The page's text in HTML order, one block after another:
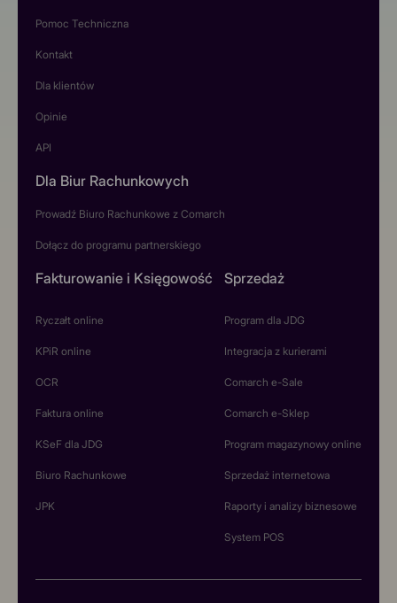
Pomoc Techniczna
Kontakt
Dla klientów
Opinie
API
Dla Biur Rachunkowych
Prowadź Biuro Rachunkowe z Comarch
Dołącz do programu partnerskiego
Fakturowanie i Księgowość
Ryczałt online
KPiR online
OCR
Faktura online
KSeF dla JDG
Biuro Rachunkowe
JPK
Sprzedaż
Program dla JDG
Integracja z kurierami
Comarch e-Sale
Comarch e-Sklep
Program magazynowy online
Sprzedaż internetowa
Raporty i analizy biznesowe
System POS